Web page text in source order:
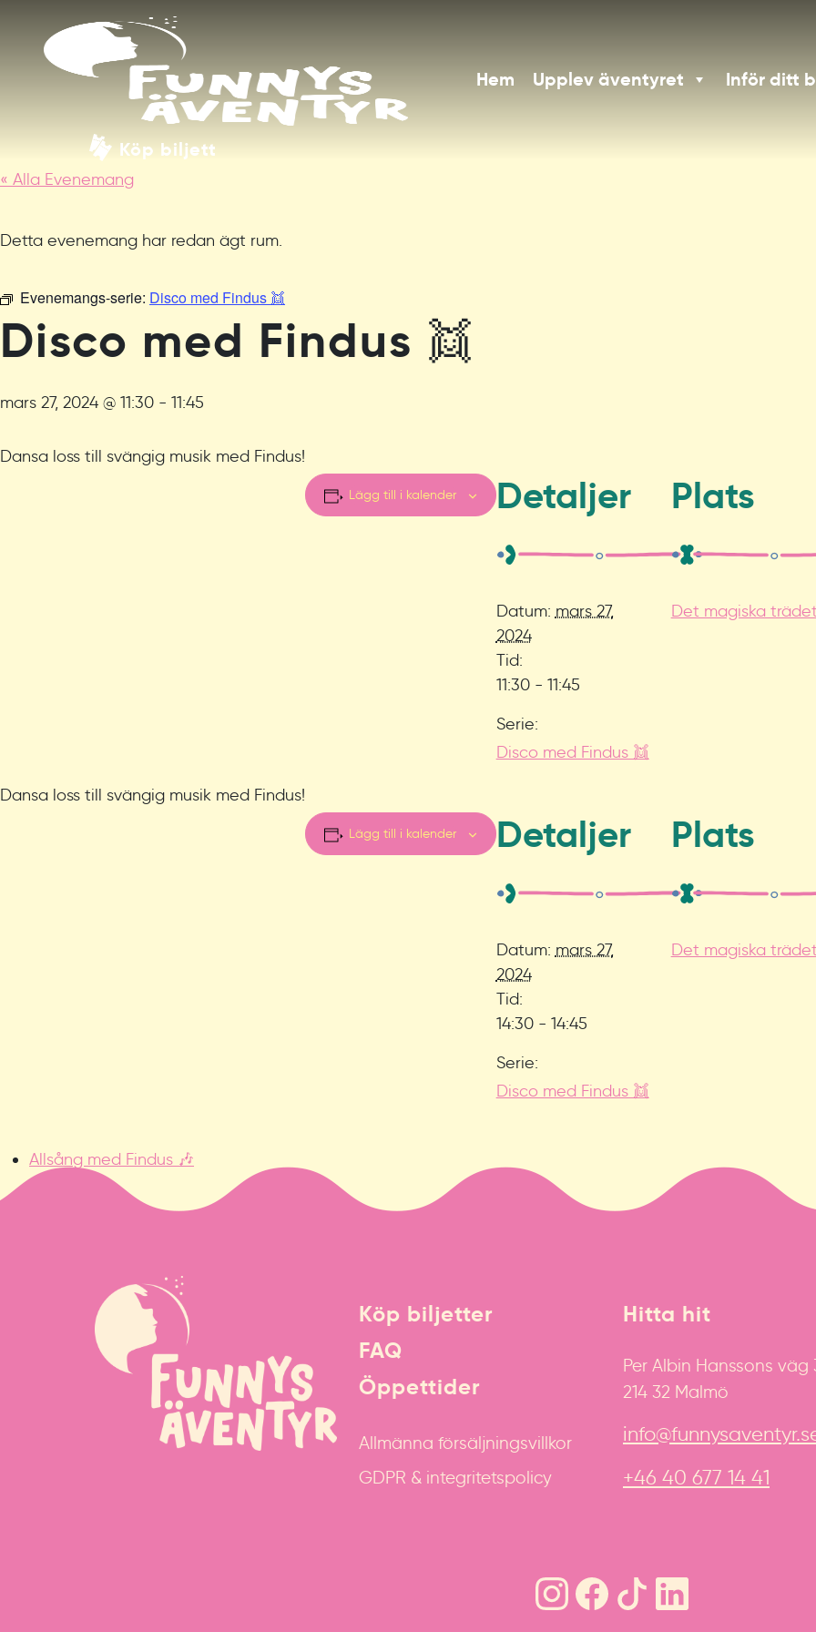
Köp biljett
Hem Upplev äventyret Inför ditt
« Alla Evenemang
Detta evenemang har redan ägt rum.
Evenemangs-serie: Disco med Findus 👯
Disco med Findus 👯
mars 27, 2024 @ 11:30 - 11:45
Dansa loss till svängig musik med Findus!
Lägg till i kalender Detaljer
Datum: mars 27,
2024
Tid:
11:30 - 11:45
Serie:
Disco med Findus 👯
Plats
Det magiska
Dansa loss till svängig musik med Findus!
Lägg till i kalender Detaljer
Datum: mars 27,
2024
Tid:
14:30 - 14:45
Serie:
Disco med Findus 👯
Plats
Det magiska
Allsång med Findus 🎶
Köp biljetter
FAQ
Öppettider
Allmänna försäljningsvillkor
GDPR & integritetspolicy
Hitta hit
Per Albin Hanssons väg
214 32 Malmö
+46 40 677 14 41